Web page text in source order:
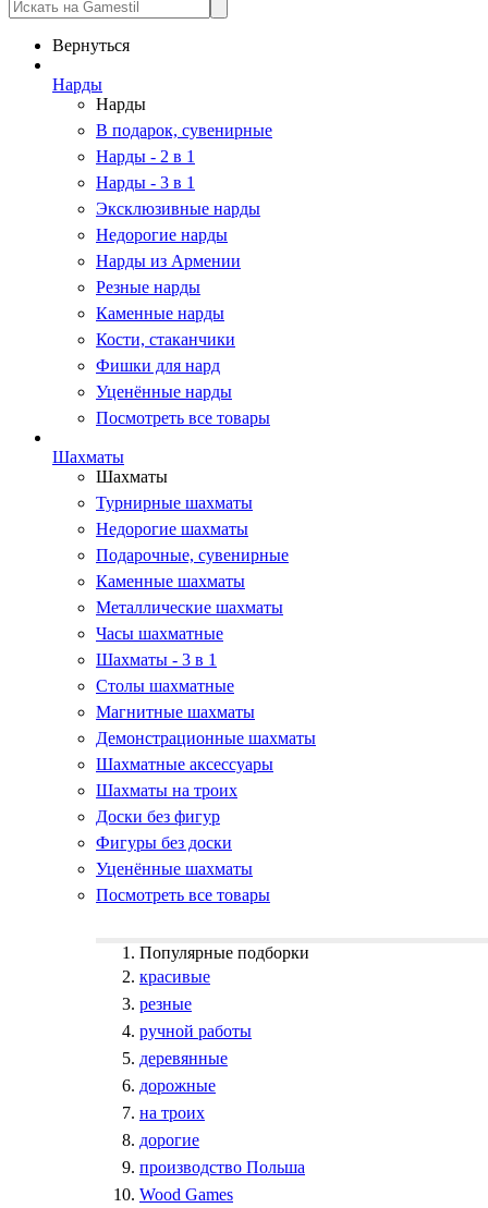
Вернуться
Нарды
Нарды
В подарок, сувенирные
Нарды - 2 в 1
Нарды - 3 в 1
Эксклюзивные нарды
Недорогие нарды
Нарды из Армении
Резные нарды
Каменные нарды
Кости, стаканчики
Фишки для нард
Уценённые нарды
Посмотреть все товары
Шахматы
Шахматы
Турнирные шахматы
Недорогие шахматы
Подарочные, сувенирные
Каменные шахматы
Металлические шахматы
Часы шахматные
Шахматы - 3 в 1
Столы шахматные
Магнитные шахматы
Демонстрационные шахматы
Шахматные аксессуары
Шахматы на троих
Доски без фигур
Фигуры без доски
Уценённые шахматы
Посмотреть все товары
Популярные подборки
красивые
резные
ручной работы
деревянные
дорожные
на троих
дорогие
производство Польша
Wood Games